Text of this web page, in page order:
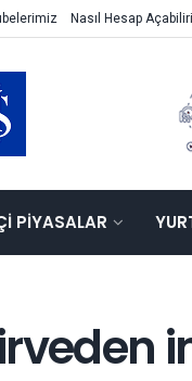
Nasıl Hesap
PIYASALAR